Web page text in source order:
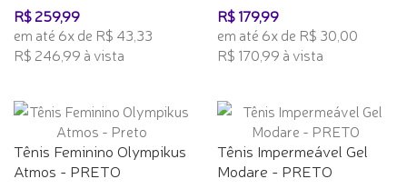
R$ 259,99
em até 6x de R$ 43,33
R$ 246,99 à vista
R$ 179,99
em até 6x de R$ 30,00
R$ 170,99 à vista
Tênis Feminino Olympikus
Atmos - PRETO
Tênis Impermeável Gel
Modare - PRETO